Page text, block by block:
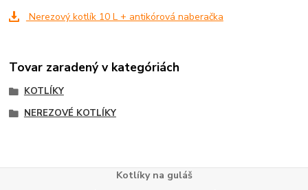
Nerezový kotlík 10 L + antikórová naberačka
Tovar zaradený v kategóriách
KOTLÍKY
NEREZOVÉ KOTLÍKY
Kotlíky na guláš